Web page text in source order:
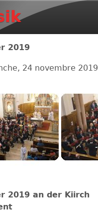
2019
24 novembre 2019
2019 an der Kiirch